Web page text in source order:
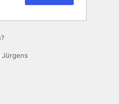
Jürgens